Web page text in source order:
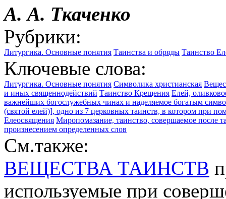
А. А. Ткаченко
Рубрики:
Литургика. Основные понятия Таинства и обряды Таинство
Ключевые слова:
Литургика. Основные понятия Символика христианская
и иных священнодействий Таинство Крещения Елей,
важнейших богослужебных чинах и наделяемое богатым
(святой елей)], одно из 7 церковных таинств, в котором при
Елеосвящения Миропомазание, таинство, совершаемое после
произнесением определенных слов
См.также:
ВЕЩЕСТВА ТАИНСТВ
используемые при